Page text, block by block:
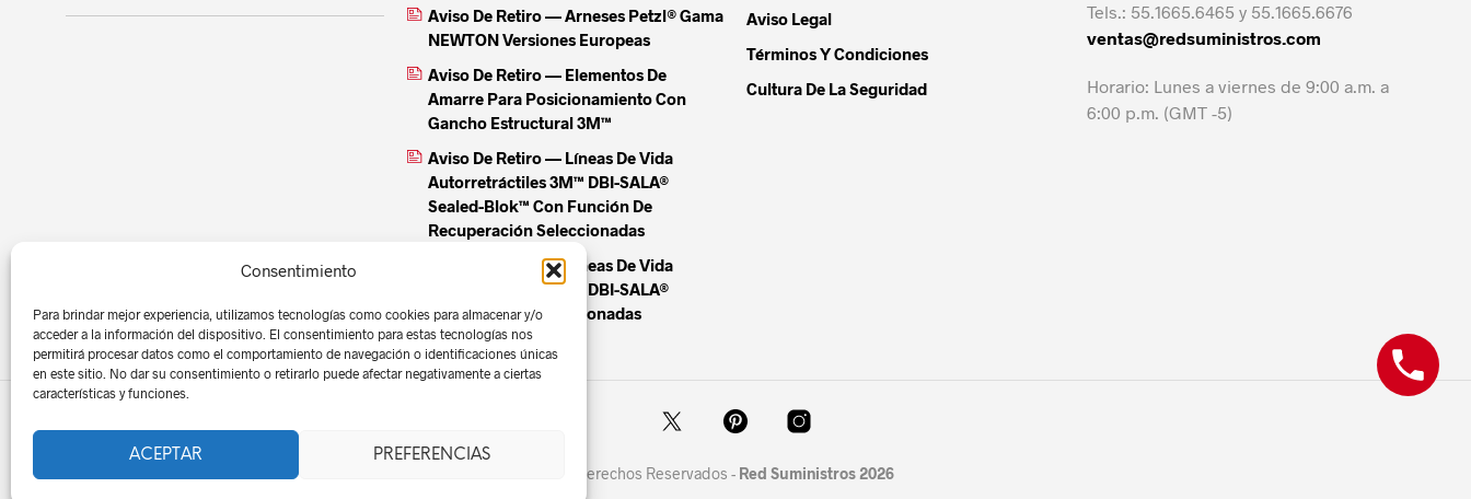
Consentimiento
Para brindar mejor experiencia, utilizamos tecnologías como cookies para almacenar y/o
acceder a la información del dispositivo. El consentimiento para estas tecnologías nos
permitirá procesar datos como el comportamiento de navegación o identificaciones únicas
en este sitio. No dar su consentimiento o retirarlo puede afectar negativamente a ciertas
características y funciones.
ACEPTAR PREFERENCIAS
Aviso De Retiro — Arneses Petzl® Gama
NEWTON Versiones Europeas
Aviso De Retiro — Elementos De
Amarre Para Posicionamiento Con
Gancho Estructural 3M™
Aviso De Retiro — Líneas De Vida
Autorretráctiles 3M™ DBI-SALA®
Sealed-Blok™ Con Función De
Recuperación Seleccionadas
Aviso De Retiro — Líneas De Vida
Autorretráctiles 3M™ DBI-SALA®
Sealed-Blok™ Seleccionadas
Aviso Legal
Términos Y Condiciones
Cultura De La Seguridad
Tels.: 55.1665.6465 y 55.1665.6676
ventas@redsuministros.com
Horario: Lunes a viernes de 9:00 a.m. a
6:00 p.m. (GMT -5)
Derechos Reservados - Red Suministros 2026